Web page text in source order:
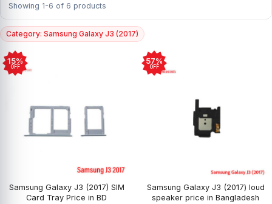
Showing 1-6 of 6 products
Category: Samsung Galaxy J3 (2017)
15%
OFF
Samsung Galaxy J3 (2017) SIM
Card Tray Price in BD
57%
OFF
Samsung Galaxy J3 (2017) loud
speaker price in Bangladesh